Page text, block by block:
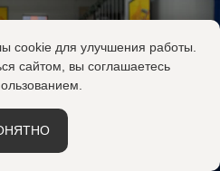
cookie для улучшения работы.
сайтом, вы соглашаетесь